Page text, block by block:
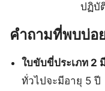
ปฏิบั
คำถามที่พบบ่อ
ใบขับขี่ประเภท 2
ทั่วไปจะมีอายุ 5 ปี